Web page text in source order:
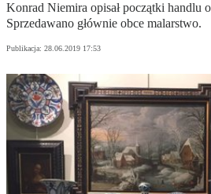
Konrad Niemira opisał początki handlu
Sprzedawano głównie obce malarstwo.
Publikacja: 28.06.2019 17:53